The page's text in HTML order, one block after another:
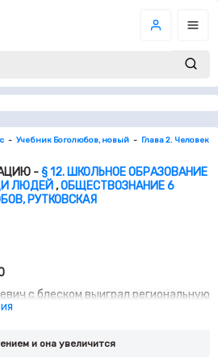
Учебник Боголюбов, новый Глава 2. Человек
-§ 12. ШКОЛЬНОЕ ОБРАЗОВАНИЕ
ЛЮДЕЙ,ОБЩЕСТВОЗНАНИЕ 6
РУТКОВСКАЯ
с блеском выиграл региональную
и профессор математического
с ним. Можно было брать
в горном селе, где жил мальчик,
было. Она была в посёлке за 14,5 км
и она увеличится